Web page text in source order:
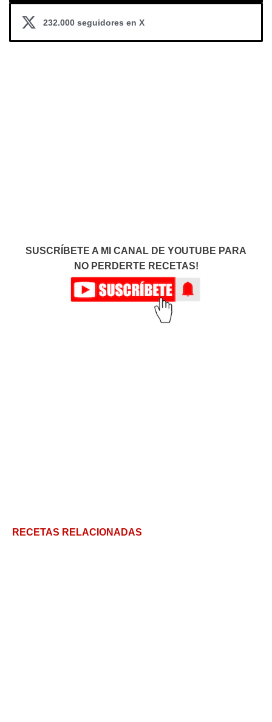
232.000 seguidores en X
SUSCRÍBETE A MI CANAL DE YOUTUBE PARA
NO PERDERTE RECETAS!
RECETAS RELACIONADAS